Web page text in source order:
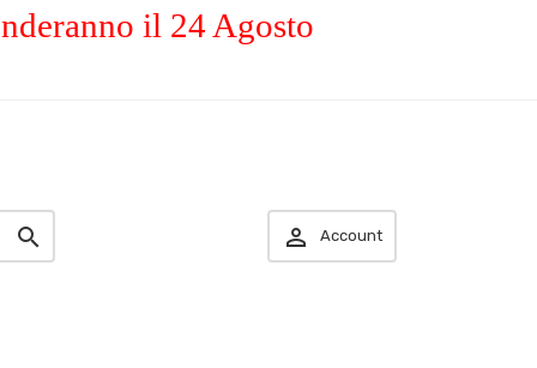
il 24 Agosto
  Account